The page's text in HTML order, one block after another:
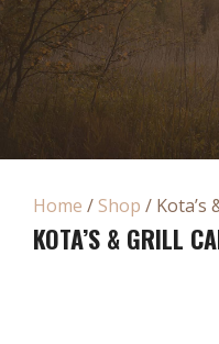
Referenties
Contact
Home / Shop / Kota’s
KOTA’S & GRILL